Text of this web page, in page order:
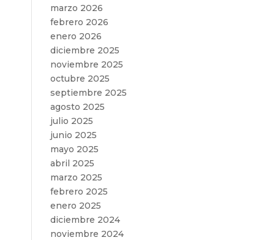
marzo 2026
febrero 2026
enero 2026
diciembre 2025
noviembre 2025
octubre 2025
septiembre 2025
agosto 2025
julio 2025
junio 2025
mayo 2025
abril 2025
marzo 2025
febrero 2025
enero 2025
diciembre 2024
noviembre 2024